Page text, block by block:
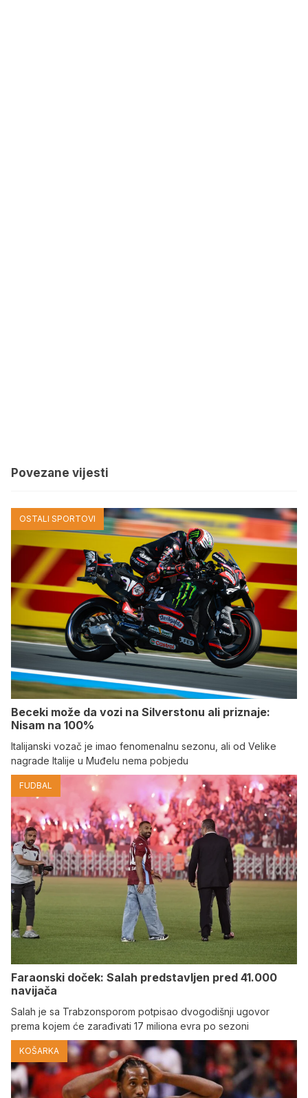
Povezane vijesti
OSTALI SPORTOVI
Beceki može da vozi na Silverstonu ali priznaje:
Nisam na 100%
Italijanski vozač je imao fenomenalnu sezonu, ali od Velike
nagrade Italije u Muđelu nema pobjedu
FUDBAL
Faraonski doček: Salah predstavljen pred 41.000
navijača
Salah je sa Trabzonsporom potpisao dvogodišnji ugovor
prema kojem će zarađivati 17 miliona evra po sezoni
KOŠARKA